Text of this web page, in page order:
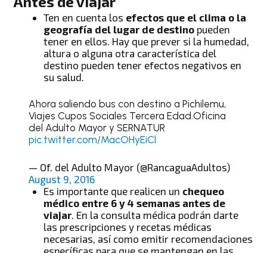
Ten en cuenta los efectos que el clima o la
geografía del lugar de destino pueden
tener en ellos. Hay que prever si la humedad,
altura o alguna otra característica del
destino pueden tener efectos negativos en
su salud.
Ahora saliendo bus con destino a Pichilemu,
Viajes Cupos Sociales Tercera Edad.Oficina
del Adulto Mayor y SERNATUR
pic.twitter.com/MacOHyEiCl
— Of. del Adulto Mayor (@RancaguaAdultos)
August 9, 2016
Es importante que realicen un chequeo
médico entre 6 y 4 semanas antes de
viajar. En la consulta médica podrán darte
las prescripciones y recetas médicas
necesarias, así como emitir recomendaciones
específicas para que se mantengan en las